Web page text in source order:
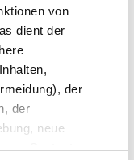
von
dient der
der
der
neue
Content-